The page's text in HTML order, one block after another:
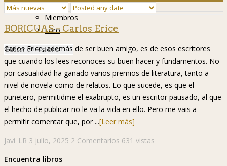
Grupos
Miembros
Foro
BORICUAS – Carlos Erice
Carlos Erice, además de ser buen amigo, es de esos escritores
que cuando los lees reconoces su buen hacer y fundamentos. No
por casualidad ha ganado varios premios de literatura, tanto a
nivel de novela como de relatos. Lo que sucede, es que el
puñetero, permitidme el exabrupto, es un escritor pausado, al que
el hecho de publicar no le va la vida en ello. Pero me vais a
permitir comentar que, por ...[Leer más]
Javi_LR 3 julio, 2025 2 Comentarios 631 vistas
Encuentra libros